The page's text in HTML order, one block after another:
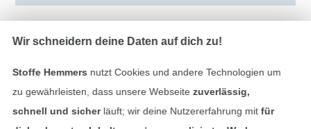
Informationen
Wir schneidern deine Daten auf dich zu!
Stoffe Hemmers nutzt Cookies und andere Technologien um
zu gewährleisten, dass unsere Webseite zuverlässig,
schnell und sicherläuft; wir deine Nutzererfahrung mitfür